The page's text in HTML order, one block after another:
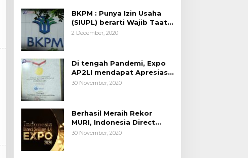
BKPM : Punya Izin Usaha
(SIUPL) berarti Wajib Taat
Aturan
2 December, 2020
Di tengah Pandemi, Expo
AP2LI mendapat Apresiasi
Rekor MURI
30 November, 2020
Berhasil Meraih Rekor
MURI, Indonesia Direct
Selling 4.0 Expo 2020
30 November, 2020